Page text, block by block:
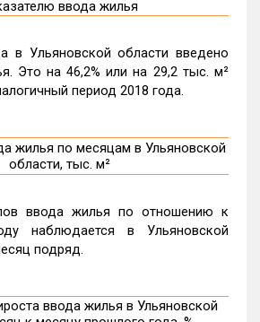
в Ульяновской области введено
Это на 46,2% или на 29,2 тыс. м²
период 2018 года.
ввода жилья по отношению к
наблюдается в Ульяновской
подряд.